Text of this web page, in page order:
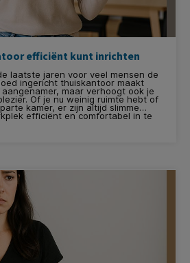
efficiënt kunt inrichten
laatste jaren voor veel mensen de
ingericht thuiskantoor maakt
maar verhoogt ook je
Of je nu weinig ruimte hebt of
kamer, er zijn altijd slimme
efficiënt en comfortabel in te